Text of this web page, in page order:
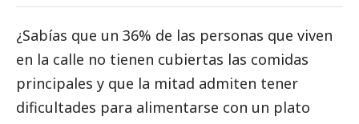
¿Sabías que un 36% de las personas que viven
en la calle no tienen cubiertas las comidas
principales y que la mitad admiten tener
dificultades para alimentarse con un plato